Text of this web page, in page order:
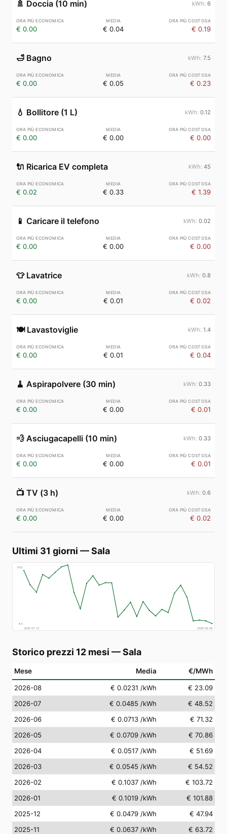
🚿 Doccia (10 min) 6
€ 0.00 € 0.04 € 0.19
🛁 Bagno 7.5
€ 0.00 € 0.05 € 0.23
💧 Bollitore (1 L) 0.12
€ 0.00 € 0.00 € 0.00
🔌 Ricarica EV completa 45
€ 0.02 € 0.33 € 1.39
📱 Caricare il telefono 0.02
€ 0.00 € 0.00 € 0.00
👕 Lavatrice 0.8
€ 0.00 € 0.01 € 0.02
🍽️ Lavastoviglie 1.4
€ 0.00 € 0.01 € 0.04
🧹 Aspirapolvere (30 min) 0.33
€ 0.00 € 0.00 € 0.01
💨 Asciugacapelli (10 min) 0.33
€ 0.00 € 0.00 € 0.01
📺 TV (3 h) 0.6
€ 0.00 € 0.00 € 0.02
Ultimi 31 giorni —Sala
€83
€4
2026-07-10
2026-08-09
Storico prezzi 12 mesi —Sala
Mese Media €/MWh
2026-08 € 0.0231 /kWh
€ 23.09
2026-07
€ 0.0485 /kWh
€ 48.52
2026-06
€ 0.0713 /kWh
€ 71.32
2026-05
€ 0.0709 /kWh
€ 70.86
2026-04
€ 0.0517 /kWh
€ 51.69
2026-03
€ 0.0545 /kWh
€ 54.52
2026-02
€ 0.1037 /kWh
€ 103.72
2026-01
€ 0.1019 /kWh
€ 101.88
2025-12
€ 0.0479 /kWh
€ 47.94
2025-11
€ 0.0637 /kWh
€ 63.72